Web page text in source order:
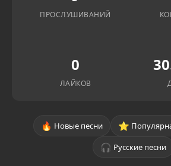
ПРОСЛУШИВАНИЙ
0
ЛАЙКОВ
🔥 Новые песни ⭐
🎧 Русские песни